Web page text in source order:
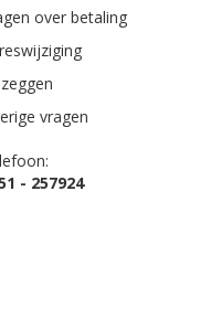
over betaling
vragen
- 257924